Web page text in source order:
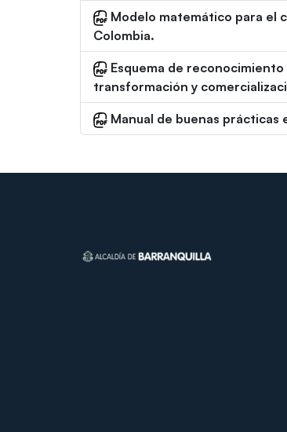
Modelo matemático para el
Colombia.
Esquema de
transformación y
Manual de buenas